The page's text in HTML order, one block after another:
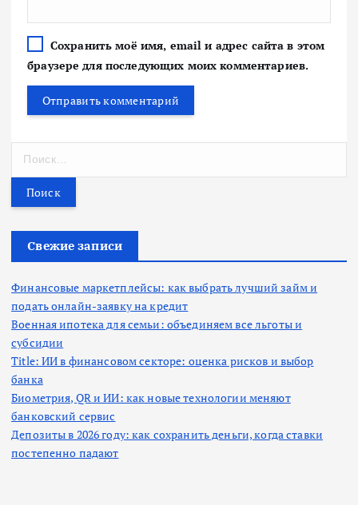
Сохранить моё имя, email и адрес сайта в этом
браузере для последующих моих комментариев.
т
Свежие записи
Финансовые маркетплейсы: как выбрать лучший займ и
подать онлайн-заявку на кредит
Военная ипотека для семьи: объединяем все льготы и
субсидии
Title: ИИ в финансовом секторе: оценка рисков и выбор
банка
Биометрия, QR и ИИ: как новые технологии меняют
банковский сервис
Депозиты в 2026 году: как сохранить деньги, когда ставки
постепенно падают